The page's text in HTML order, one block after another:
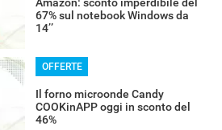
67% sul notebook Windows da
14’’
OFFERTE
Il forno microonde Candy
COOKinAPP oggi in sconto del
46%